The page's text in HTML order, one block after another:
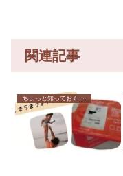
関連記事